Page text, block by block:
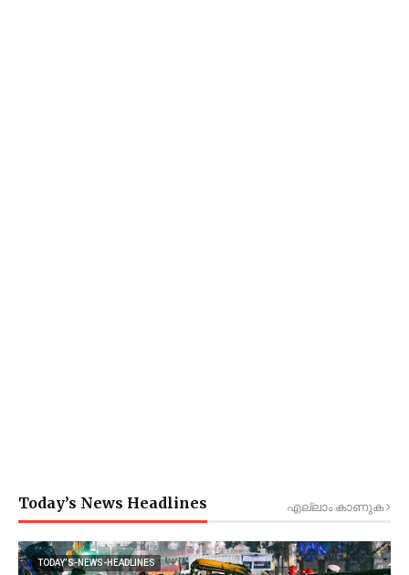
Today’s News Headlines എല്ലാം കാണുക
TODAY’S-NEWS-HEADLINES